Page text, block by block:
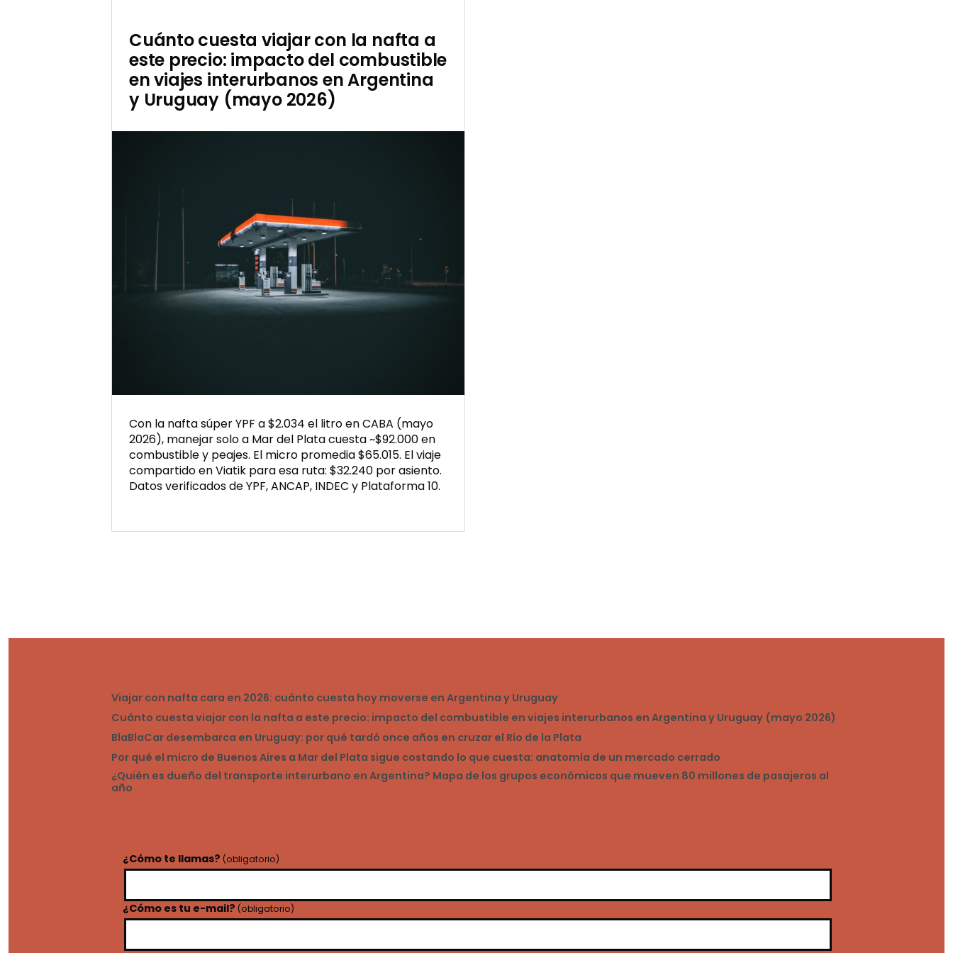
Cuánto cuesta viajar con la nafta a
este precio: impacto del combustible
en viajes interurbanos en Argentina
y Uruguay (mayo 2026)
Con la nafta súper YPF a $2.034 el litro en CABA (mayo
2026), manejar solo a Mar del Plata cuesta ~$92.000 en
combustible y peajes. El micro promedia $65.015. El viaje
compartido en Viatik para esa ruta: $32.240 por asiento.
Datos verificados de YPF, ANCAP, INDEC y Plataforma 10.
el
Viajar con nafta cara en 2026: cuánto cuesta hoy moverse en Argentina y Uruguay
Cuánto cuesta viajar con la nafta a este precio: impacto del combustible en viajes interurbanos en Argentina y Uruguay (mayo 2026)
BlaBlaCar desembarca en Uruguay: por qué tardó once años en cruzar el Río de la Plata
Por qué el micro de Buenos Aires a Mar del Plata sigue costando lo que cuesta: anatomía de un mercado cerrado
¿Quién es dueño del transporte interurbano en Argentina? Mapa de los grupos económicos que mueven 80 millones de pasajeros al
año
¿Cómo te llamas? (obligatorio)
¿Cómo es tu e-mail? (obligatorio)